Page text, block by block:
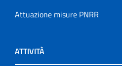
Attuazione misure PNRR
ATTIVITÀ